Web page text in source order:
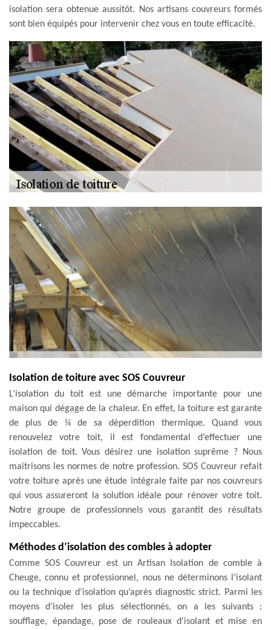
isolation sera obtenue aussitôt. Nos artisans couvreurs formés
sont bien équipés pour intervenir chez vous en toute efficacité.
Isolation de toiture avec SOS Couvreur
L’isolation du toit est une démarche importante pour une
maison qui dégage de la chaleur. En effet, la toiture est garante
de plus de ¼ de sa déperdition thermique. Quand vous
renouvelez votre toit, il est fondamental d’effectuer une
isolation de toit. Vous désirez une isolation suprême ? Nous
maitrisons les normes de notre profession. SOS Couvreur refait
votre toiture après une étude intégrale faite par nos couvreurs
qui vous assureront la solution idéale pour rénover votre toit.
Notre groupe de professionnels vous garantit des résultats
impeccables.
Méthodes d’isolation des combles à adopter
Comme SOS Couvreur est un Artisan Isolation de comble à
Cheuge, connu et professionnel, nous ne déterminons l’isolant
ou la technique d’isolation qu’après diagnostic strict. Parmi les
moyens d’isoler les plus sélectionnés, on a les suivants :
soufflage, épandage, pose de rouleaux d'isolant et mise en